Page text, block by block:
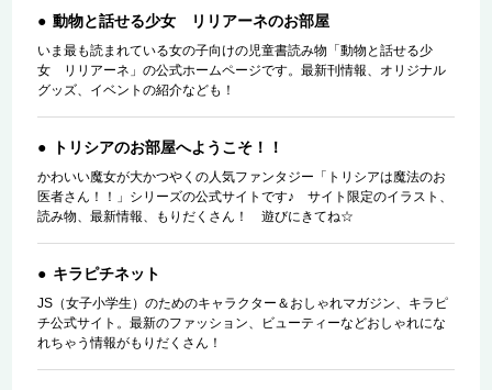
動物と話せる少女 リリアーネのお部屋
いま最も読まれている女の子向けの児童書読み物「動物と話せる少
女 リリアーネ」の公式ホームページです。最新刊情報、オリジナル
グッズ、イベントの紹介なども！
トリシアのお部屋へようこそ！！
かわいい魔女が大かつやくの人気ファンタジー「トリシアは魔法のお
医者さん！！」シリーズの公式サイトです♪ サイト限定のイラスト、
読み物、最新情報、もりだくさん！ 遊びにきてね☆
キラピチネット
JS（女子小学生）のためのキャラクター＆おしゃれマガジン、キラピ
チ公式サイト。最新のファッション、ビューティーなどおしゃれにな
れちゃう情報がもりだくさん！